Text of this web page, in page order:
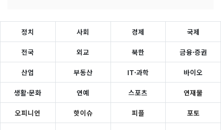
정치 사회 경제 국제
전국 외교 북한 금융·증권
산업 부동산 IT·과학 바이오
생활·문화 연예 스포츠 연재물
오피니언 핫이슈 피플 포토